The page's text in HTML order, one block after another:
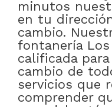
minutos
en tu
cambio.
fontanería
calificada
cambio de
servicios que
comprender